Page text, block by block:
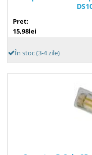
Pret:
15,98lei
În stoc (3-4 zile)